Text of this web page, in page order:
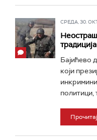
СРЕДА, 30.
традиција
Бајићево
који
политици,
Прочитај